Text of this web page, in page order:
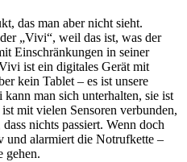
das man aber nicht sieht.
„Vivi“, weil das ist, was der
Einschränkungen in seiner
ist ein digitales Gerät mit
kein Tablet – es ist unsere
man sich unterhalten, sie ist
mit vielen Sensoren verbunden,
nichts passiert. Wenn doch
und alarmiert die Notrufkette –
gehen.